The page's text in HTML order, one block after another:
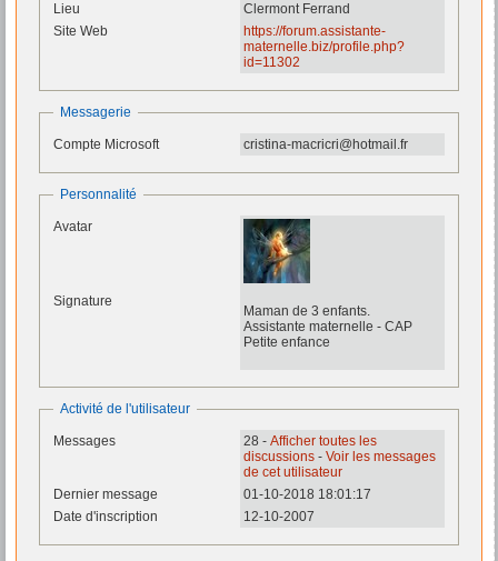
Lieu
Clermont Ferrand
Site Web
https://forum.assistante-
maternelle.biz/profile.php?
id=11302
Messagerie
Compte Microsoft cristina-macricri@hotmail.fr
Personnalité
Avatar
Signature
Maman de 3 enfants.
Assistante maternelle - CAP
Petite enfance
Activité de l'utilisateur
Messages 28 - Afficher toutes les
discussions - Voir les messages
de cet utilisateur
Dernier message
01-10-2018 18:01:17
Date d'inscription
12-10-2007